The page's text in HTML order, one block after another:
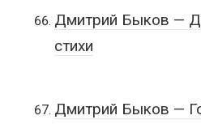
Дмитрий Быков —
стихи
Дмитрий Быков —